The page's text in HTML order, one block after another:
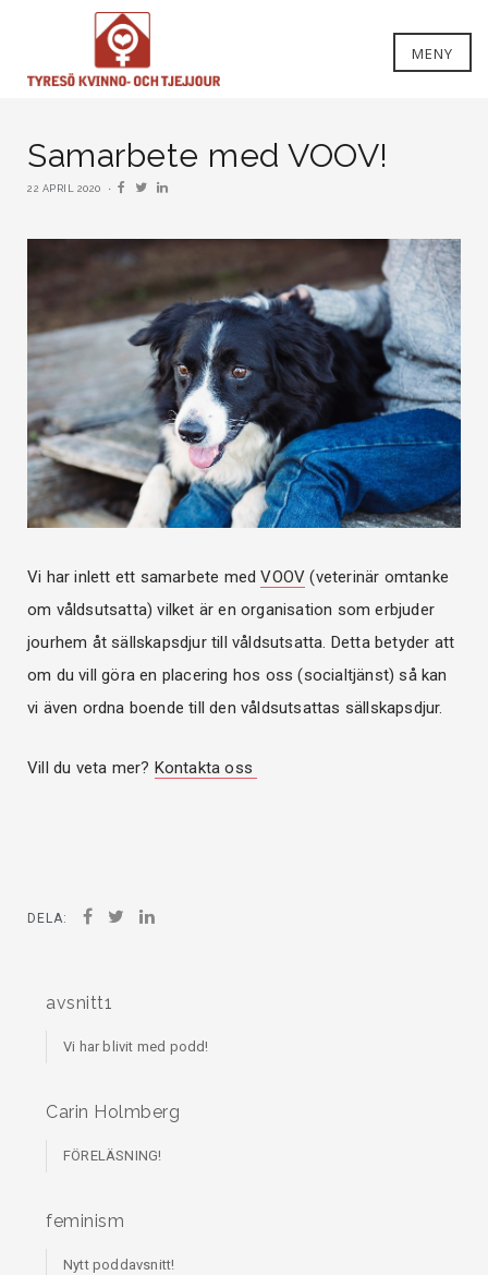
MENY
Samarbete med VOOV!
22 APRIL 2020
Vi har inlett ett samarbete medVOOV (veterinär omtanke
om våldsutsatta) vilket är en organisation som erbjuder
jourhem åt sällskapsdjur till våldsutsatta. Detta betyder att
om du vill göra en placering hos oss (socialtjänst) så kan
vi även ordna boende till den våldsutsattas sällskapsdjur.
Vill du veta mer? Kontakta oss
DELA:
avsnitt1
Vi har blivit med podd!
Carin Holmberg
FÖRELÄSNING!
feminism
Nytt poddavsnitt!